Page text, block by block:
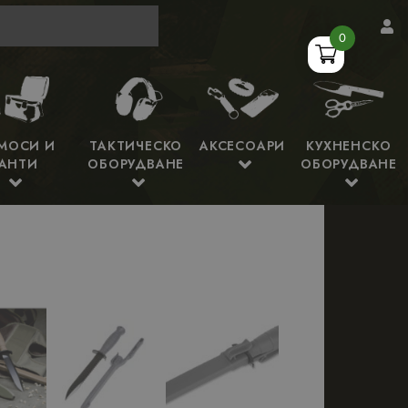
И
ТАКТИЧЕСКО
ОБОРУДВАНЕ
АКСЕСОАРИ
КУХНЕНСКО
ОБОРУДВАНЕ
0